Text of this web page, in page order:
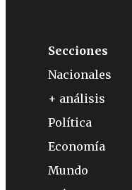
Secciones
Nacionales
+ análisis
Política
Economía
Mundo